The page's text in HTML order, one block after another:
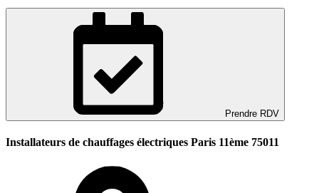
Prendre RDV
Installateurs de chauffages électriques Paris 11ème 75011